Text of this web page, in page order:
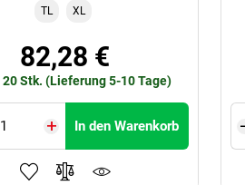
TL XL
82,28 €
20 Stk. (Lieferung 5-10 Tage)
In den Warenkorb